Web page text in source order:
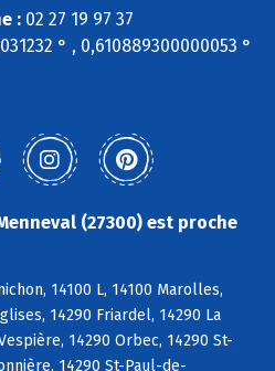
:02 27 19 97 37
° , 0,610889300000053 °
(27300) est proche
14100 L, 14100 Marolles,
14290 Friardel, 14290 La
14290 Orbec, 14290 St-
14290 St-Paul-de-